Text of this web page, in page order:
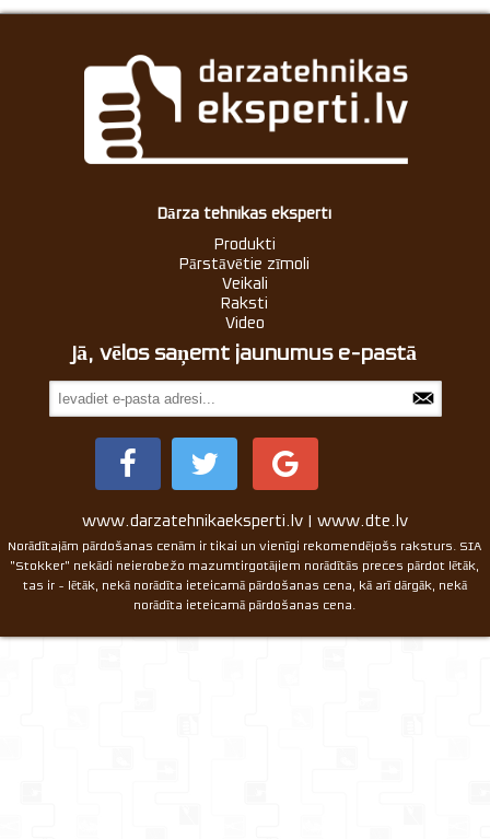
Dārza tehnikas eksperti
Produkti
Pārstāvētie zīmoli
Veikali
Raksti
Video
Jā, vēlos saņemt jaunumus e-pastā
www.darzatehnikaeksperti.lv | www.dte.lv
Norādītajām pārdošanas cenām ir tikai un vienīgi rekomendējošs raksturs. SIA
"Stokker" nekādi neierobežo mazumtirgotājiem norādītās preces pārdot lētāk,
tas ir - lētāk, nekā norādīta ieteicamā pārdošanas cena, kā arī dārgāk, nekā
norādīta ieteicamā pārdošanas cena.